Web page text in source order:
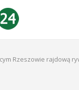
Rzeszowie rajdową